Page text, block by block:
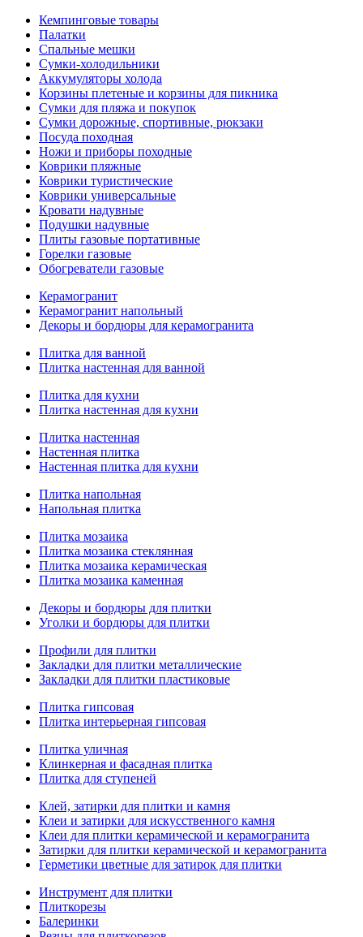
Кемпинговые товары
Палатки
Спальные мешки
Сумки-холодильники
Аккумуляторы холода
Корзины плетеные и корзины для пикника
Сумки для пляжа и покупок
Сумки дорожные, спортивные, рюкзаки
Посуда походная
Ножи и приборы походные
Коврики пляжные
Коврики туристические
Коврики универсальные
Кровати надувные
Подушки надувные
Плиты газовые портативные
Горелки газовые
Обогреватели газовые
Керамогранит
Керамогранит напольный
Декоры и бордюры для керамогранита
Плитка для ванной
Плитка настенная для ванной
Плитка для кухни
Плитка настенная для кухни
Плитка настенная
Настенная плитка
Настенная плитка для кухни
Плитка напольная
Напольная плитка
Плитка мозаика
Плитка мозаика стеклянная
Плитка мозаика керамическая
Плитка мозаика каменная
Декоры и бордюры для плитки
Уголки и бордюры для плитки
Профили для плитки
Закладки для плитки металлические
Закладки для плитки пластиковые
Плитка гипсовая
Плитка интерьерная гипсовая
Плитка уличная
Клинкерная и фасадная плитка
Плитка для ступеней
Клей, затирки для плитки и камня
Клеи и затирки для искусственного камня
Клеи для плитки керамической и керамогранита
Затирки для плитки керамической и керамогранита
Герметики цветные для затирок для плитки
Инструмент для плитки
Плиткорезы
Балеринки